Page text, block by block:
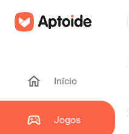
Início
Jogos